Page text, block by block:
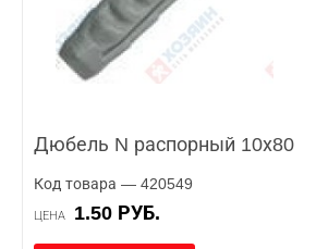
Дюбель N распорный 10х80
Код товара — 420549
ЦЕНА 1.50 РУБ.